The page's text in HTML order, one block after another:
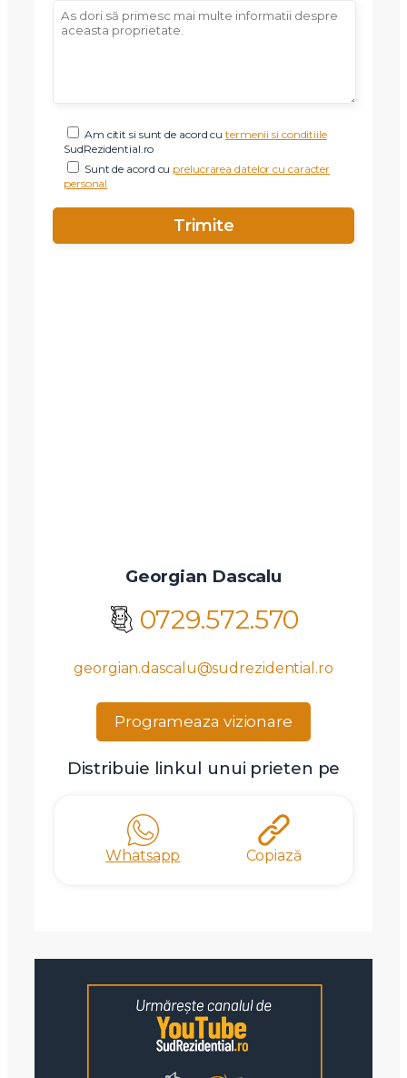
Am citit si sunt de acord cutermenii si conditiile
SudRezidential.ro
Sunt de acord cu prelucrarea datelor cu caracter
personal
Georgian Dascalu
0729.572.570
georgian.dascalu@sudrezidential.ro
Programeaza vizionare
Distribuie linkul unui prieten pe
Whatsapp Copiază